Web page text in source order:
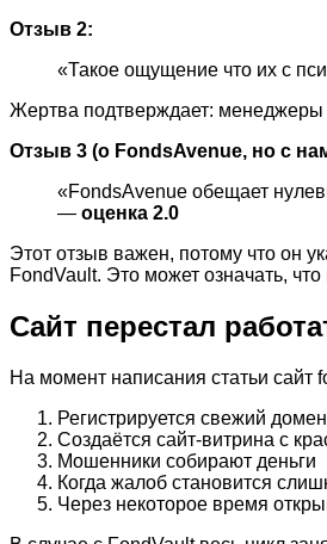
Отзыв 2:
«Такое ощущение что их с
Жертва подтверждает: менеджеры
Отзыв 3 (о FondsAvenue, но с
«FondsAvenue обещает
— оценка 2.0
Этот отзыв важен, потому что он
FondVault. Это может означать,
Сайт перестал
На момент написания статьи сайт
Регистрируется свежий домен
Создаётся сайт-витрина с
Мошенники собирают деньги
Когда жалоб становится
Через некоторое время